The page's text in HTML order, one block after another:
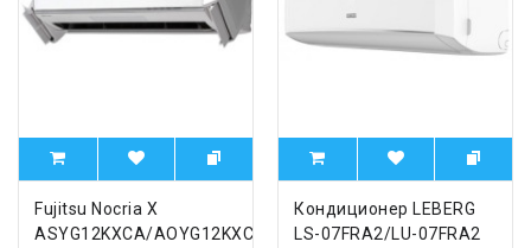
Fujitsu Nocria X
ASYG12KXCA/AOYG12KXCA
Кондиционер LEBERG
LS-07FRA2/LU-07FRA2